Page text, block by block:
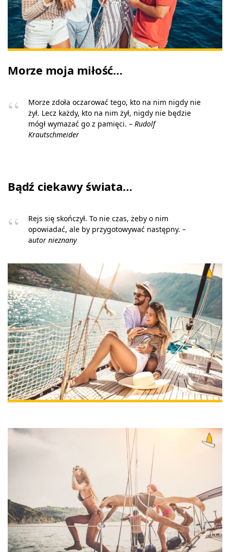
Morze moja miłość…
Morze zdoła oczarować tego, kto na nim nigdy nie
żył. Lecz każdy, kto na nim żył, nigdy nie będzie
mógł wymazać go z pamięci. – Rudolf
Krautschmeider
Bądź ciekawy świata…
Rejs się skończył. To nie czas, żeby o nim
opowiadać, ale by przygotowywać następny. –
autor nieznany